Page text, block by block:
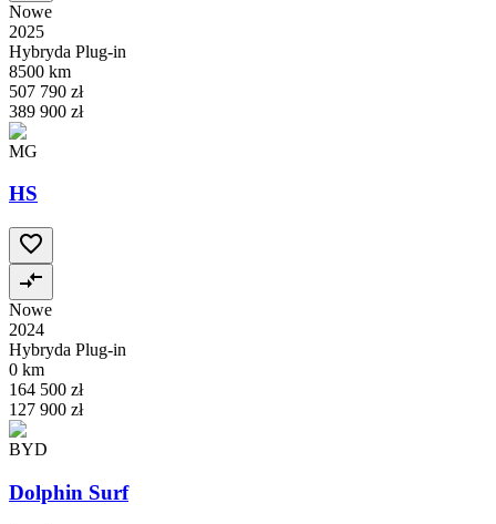
Nowe
2025
Hybryda Plug-in
8500 km
507 790 zł
389 900 zł
MG
HS
Nowe
2024
Hybryda Plug-in
0 km
164 500 zł
127 900 zł
BYD
Dolphin Surf